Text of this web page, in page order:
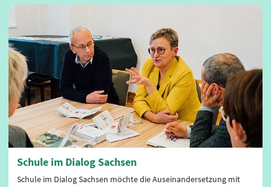
Schule im Dialog Sachsen
Schule im Dialog Sachsen möchte die Auseinandersetzung mit